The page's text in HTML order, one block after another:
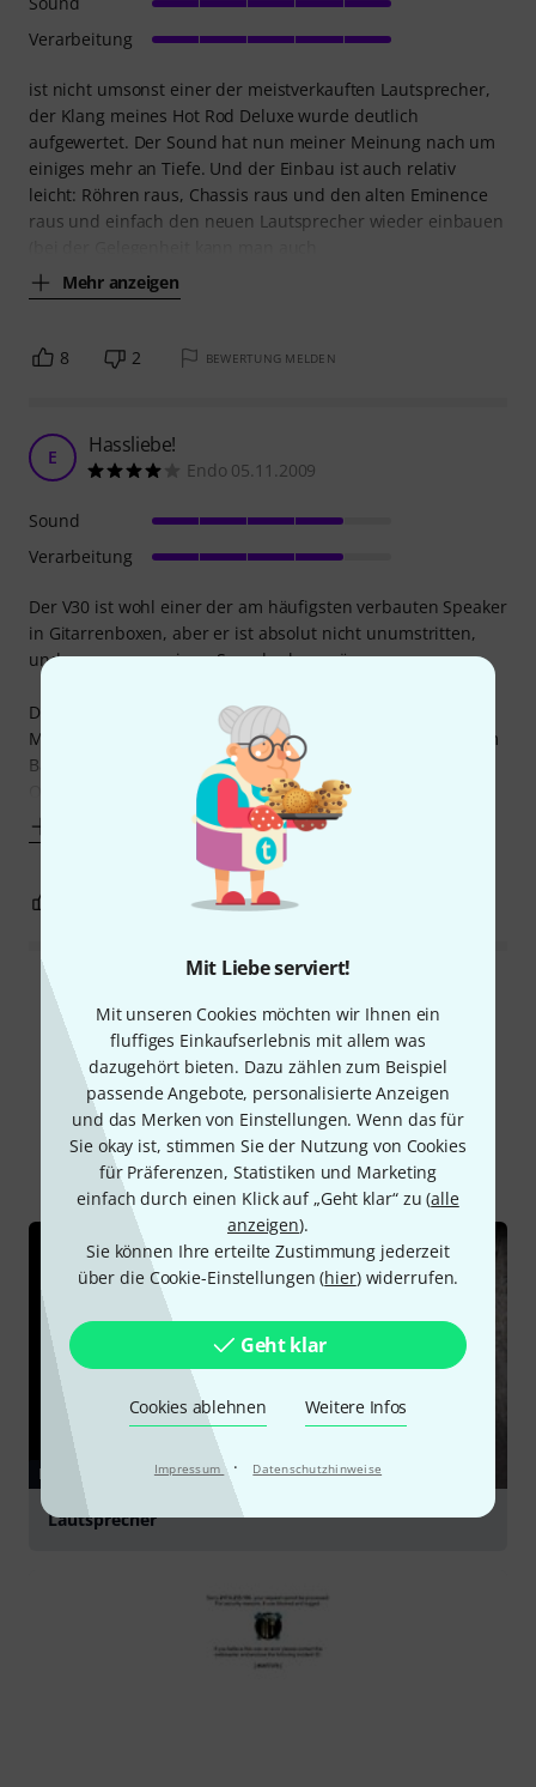
Mit Liebe serviert!
Mit unseren Cookies möchten wir Ihnen ein
fluffiges Einkaufserlebnis mit allem was
dazugehört bieten. Dazu zählen zum Beispiel
passende Angebote, personalisierte Anzeigen
und das Merken von Einstellungen. Wenn das für
Sie okay ist, stimmen Sie der Nutzung von Cookies
für Präferenzen, Statistiken und Marketing
einfach durch einen Klick auf „Geht klar“ zu (alle
anzeigen).
Sie können Ihre erteilte Zustimmung jederzeit
über die Cookie-Einstellungen (hier) widerrufen.
Geht klar
Cookies ablehnen Weitere Infos
Impressum · Datenschutzhinweise
ist nicht umsonst einer der meistverkauften Lautsprecher,
der Klang meines Hot Rod Deluxe wurde deutlich
aufgewertet. Der Sound hat nun meiner Meinung nach um
einiges mehr an Tiefe. Und der Einbau ist auch relativ
leicht: Röhren raus, Chassis raus und den alten Eminence
raus und einfach den neuen Lautsprecher wieder einbauen
Mehr anzeigen
Verarbeitung
8 2 BEWERTUNG MELDEN
E Hassliebe!
Endo 05.11.2009
Der V30 ist wohl einer der am häufigsten verbauten Speaker
in Gitarrenboxen, aber er ist absolut nicht unumstritten,
und mass muss seinen Sound schon mögen.
Dieser Sound wird deutlich von ziemlich präsenten oberen
Mitten dominiert, was zwar für gute Durchsetzungskraft im
Bandkontext sorgt, andererseits manchmal ziemlich in den
Ohren bohrt. Verstärkt wird
Sound
Verarbeitung
BEWERTUNG MELDEN
Schon gewusst?
Ratgeber Testberichte Downloads
RATGEBER
Lautsprecher